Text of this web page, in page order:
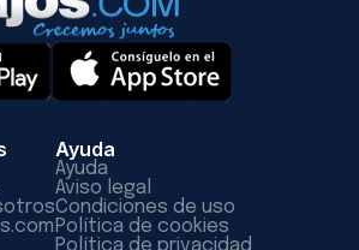
Ayuda
Ayuda
Aviso legal
Condiciones de uso
Política de cookies
Política de privacidad